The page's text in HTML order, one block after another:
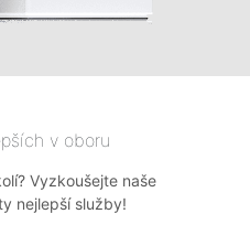
v oboru
Vyzkoušejte naše
nejlepší služby!